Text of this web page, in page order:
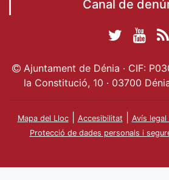
Canal de
Ajuntament de Dénia · CIF:
la Constitució, 10 · 03700
Mapa del Lloc| Accesibilitat Avís legal
Protecció de dades personals i